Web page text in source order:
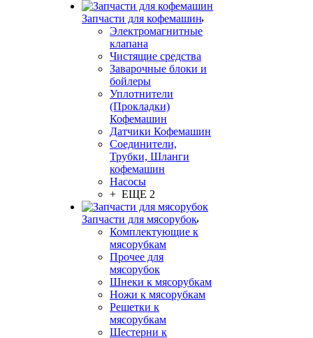
Запчасти для кофемашин
Электромагнитные
клапана
Чистящие средства
Заварочные блоки и
бойлеры
Уплотнители
(Прокладки)
Кофемашин
Датчики Кофемашин
Соединители,
Трубки, Шланги
кофемашин
Насосы
+ ЕЩЕ 2
Запчасти для мясорубок
Комплектующие к
мясорубкам
Прочее для
мясорубок
Шнеки к мясорубкам
Ножи к мясорубкам
Решетки к
мясорубкам
Шестерни к